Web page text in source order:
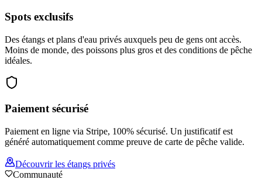
Spots exclusifs
Des étangs et plans d'eau privés auxquels peu de gens ont accès.
Moins de monde, des poissons plus gros et des conditions de pêche
idéales.
Paiement sécurisé
Paiement en ligne via Stripe, 100% sécurisé. Un justificatif est
généré automatiquement comme preuve de carte de pêche valide.
Découvrir les étangs privés
Communauté